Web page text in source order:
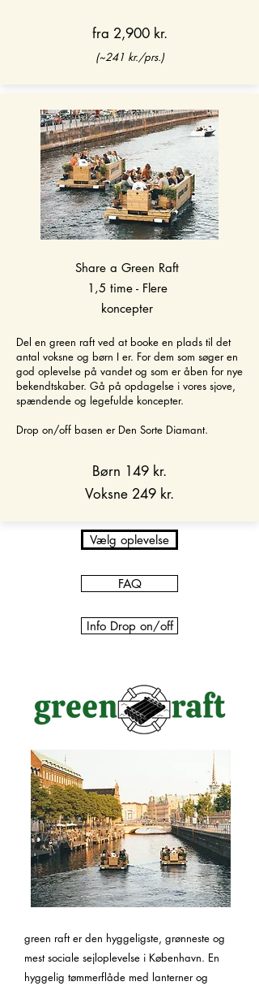
fra 2,900 kr.
(~241 kr./prs.)
Share a Green Raft
1,5 time - Flere
koncepter
Del en green raft ved at booke en plads til det
antal voksne og børn I er. For dem som søger en
god oplevelse på vandet og som er åben for nye
bekendtskaber. Gå på opdagelse i vores sjove,
spændende og legefulde koncepter.
Drop on/off basen er Den Sorte Diamant.
Børn 149 kr.
Voksne 249 kr.​
Vælg oplevelse
FAQ
Info Drop on/off
green raft er den hyggeligste, grønneste og
mest sociale sejloplevelse i København. En
hyggelig tømmerflåde med lanterner og